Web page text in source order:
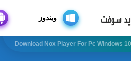
ويندوز
Download Nox Player For Pc Windows 10